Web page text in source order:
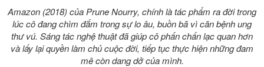
Amazon (2018) của Prune Nourry, chính là tác phẩm ra đời trong
lúc cô đang chìm đắm trong sự lo âu, buồn bã vì căn bệnh ung
thư vú. Sáng tác nghệ thuật đã giúp cô phấn chấn lạc quan hơn
và lấy lại quyền làm chủ cuộc đời, tiếp tục thực hiện những đam
mê còn dang dở của mình.